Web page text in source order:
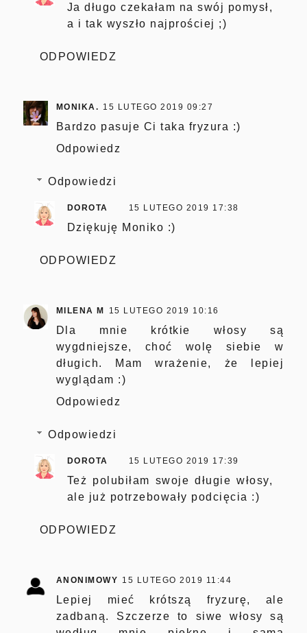
Ja długo czekałam na swój pomysł,
a i tak wyszło najprościej ;)
ODPOWIEDZ
MONIKA. 15 LUTEGO 2019 09:27
Bardzo pasuje Ci taka fryzura :)
Odpowiedz
Odpowiedzi
DOROTA 15 LUTEGO 2019 17:38
Dziękuję Moniko :)
ODPOWIEDZ
MILENA M 15 LUTEGO 2019 10:16
Dla mnie krótkie włosy są
wygdniejsze, choć wolę siebie w
długich. Mam wrażenie, że lepiej
wyglądam :)
Odpowiedz
Odpowiedzi
DOROTA 15 LUTEGO 2019 17:39
Też polubiłam swoje długie włosy,
ale już potrzebowały podcięcia :)
ODPOWIEDZ
ANONIMOWY 15 LUTEGO 2019 11:44
Lepiej mieć krótszą fryzurę, ale
zadbaną. Szczerze to siwe włosy są